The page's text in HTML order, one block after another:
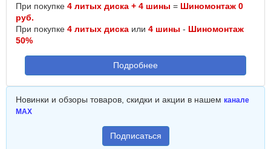
При покупке 4 литых диска + 4 шины = Шиномонтаж 0
руб.
При покупке 4 литых диска или 4 шины - Шиномонтаж
50%
Подробнее
Новинки и обзоры товаров, скидки и акции в нашем канале
MAX
Подписаться